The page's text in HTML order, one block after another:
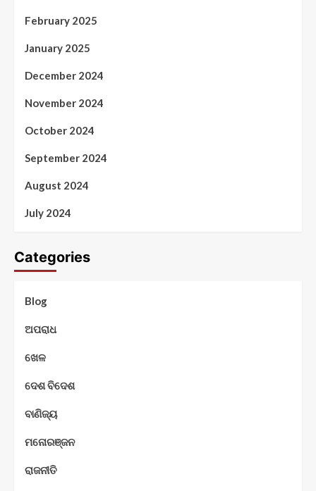
February 2025
January 2025
December 2024
November 2024
October 2024
September 2024
August 2024
July 2024
Categories
Blog
ଅପରାଧ
ଖେଳ
ଦେଶ ବିଦେଶ
ବାଣିଜ୍ୟ
ମନୋରଞ୍ଜନ
ରାଜନୀତି